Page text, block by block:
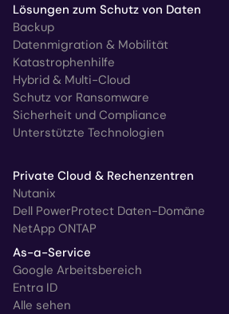
Lösungen zum Schutz von Daten
Backup
Datenmigration & Mobilität
Katastrophenhilfe
Hybrid & Multi-Cloud
Schutz vor Ransomware
Sicherheit und Compliance
Unterstützte Technologien
Private Cloud & Rechenzentren
Nutanix
Dell PowerProtect Daten-Domäne
NetApp ONTAP
As-a-Service
Google Arbeitsbereich
Entra ID
Alle sehen